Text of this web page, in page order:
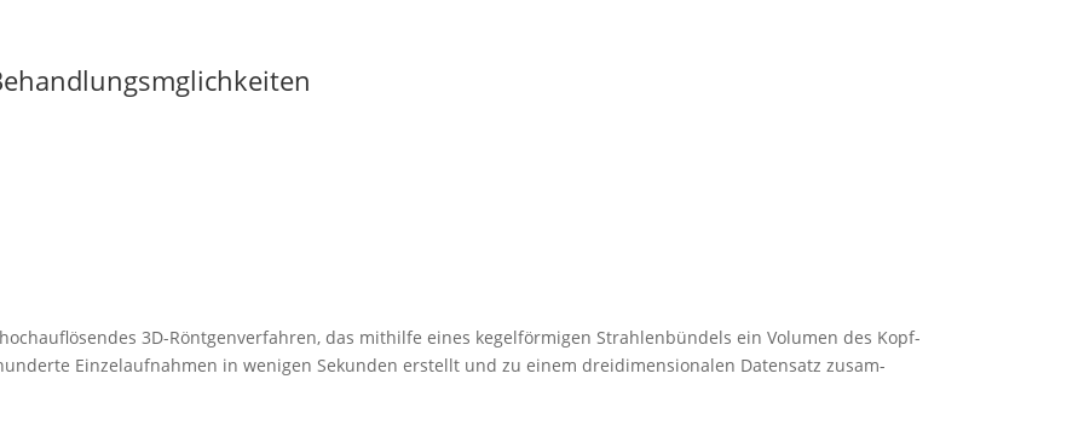
3D-Röntgen­ver­fahren, das mithilfe eines kegel­för­migen Strah­len­bündels ein Volumen des Kopf-
Einzel­auf­nahmen in wenigen Sekunden erstellt und zu einem dreidi­men­sio­nalen Datensatz zusam­